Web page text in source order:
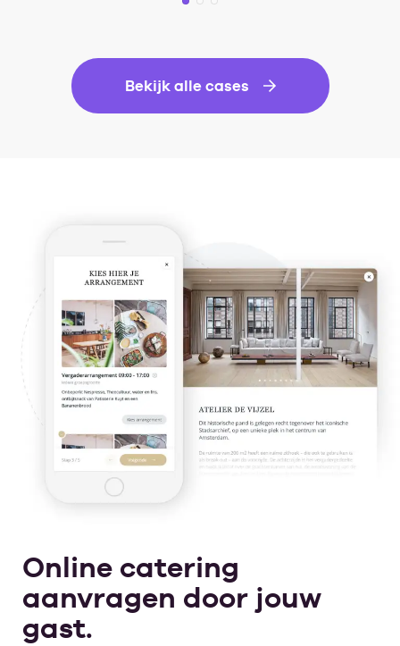
Bekijk alle cases
Online catering
aanvragen door jouw
gast.